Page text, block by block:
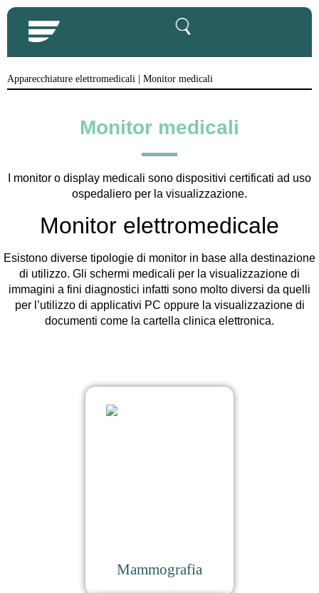
Apparecchiature elettromedicali Monitor medicali
Monitor medicali
I monitor o display medicali sono dispositivi certificati ad uso
ospedaliero per la visualizzazione.
Monitor elettromedicale
Esistono diverse tipologie di monitor in base alla destinazione
di utilizzo. Gli schermi medicali per la visualizzazione di
immagini a fini diagnostici infatti sono molto diversi da quelli
per l’utilizzo di applicativi PC oppure la visualizzazione di
documenti come la cartella clinica elettronica.
Mammografia